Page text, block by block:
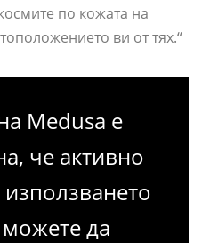
по кожата на
ви от тях.“
Medusa е
че активно
използването
да